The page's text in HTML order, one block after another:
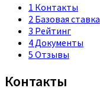
1 Контакты
2 Базовая ставка
3 Рейтинг
4 Документы
5 Отзывы
Контакты